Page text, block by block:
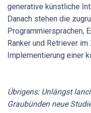
generative künstliche
Danach stehen die
Programmiersprachen,
Ranker und Retriever
Implementierung einer
Übrigens: Unlängst
Graubünden neue